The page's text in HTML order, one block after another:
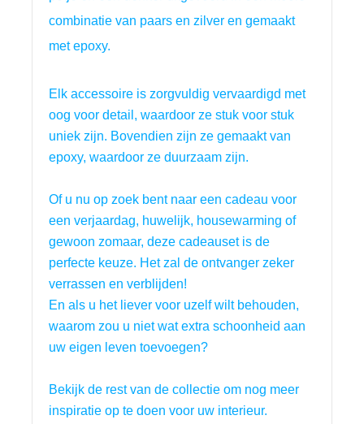
combinatie van paars en zilver en gemaakt
met epoxy.
Elk accessoire is zorgvuldig vervaardigd met
oog voor detail, waardoor ze stuk voor stuk
uniek zijn. Bovendien zijn ze gemaakt van
epoxy, waardoor ze duurzaam zijn.
Of u nu op zoek bent naar een cadeau voor
een verjaardag, huwelijk, housewarming of
gewoon zomaar, deze cadeauset is de
perfecte keuze. Het zal de ontvanger zeker
verrassen en verblijden!
En als u het liever voor uzelf wilt behouden,
waarom zou u niet wat extra schoonheid aan
uw eigen leven toevoegen?
Bekijk de rest van de collectie om nog meer
inspiratie op te doen voor uw interieur.